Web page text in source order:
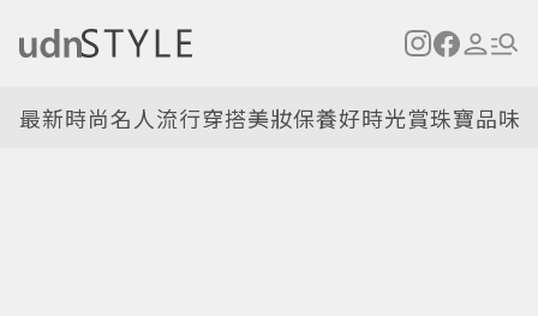
最新時尚名人流行穿搭美妝保養好時光賞珠寶品味